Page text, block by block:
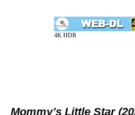
Mommy’s Little Star